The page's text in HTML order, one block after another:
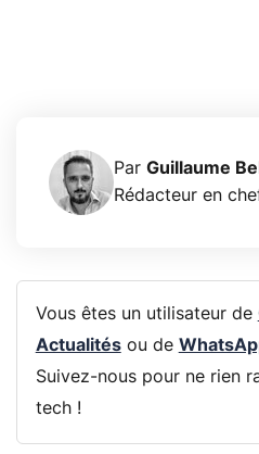
Par Guillaume
Rédacteur en
Vous êtes un utilisateur de
Actualitésou de
Suivez-nous pour ne rien
tech !